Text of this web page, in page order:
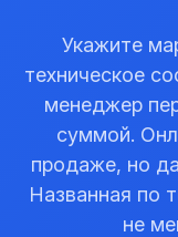
Укажите
техническое
менеджер
суммой.
продаже, но
Названная по
не